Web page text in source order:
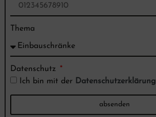
Thema
Datenschutz
Ich bin mit der Datenschutzerklärung
absenden